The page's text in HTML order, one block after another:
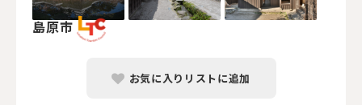
島原市
お気に入りリストに追加